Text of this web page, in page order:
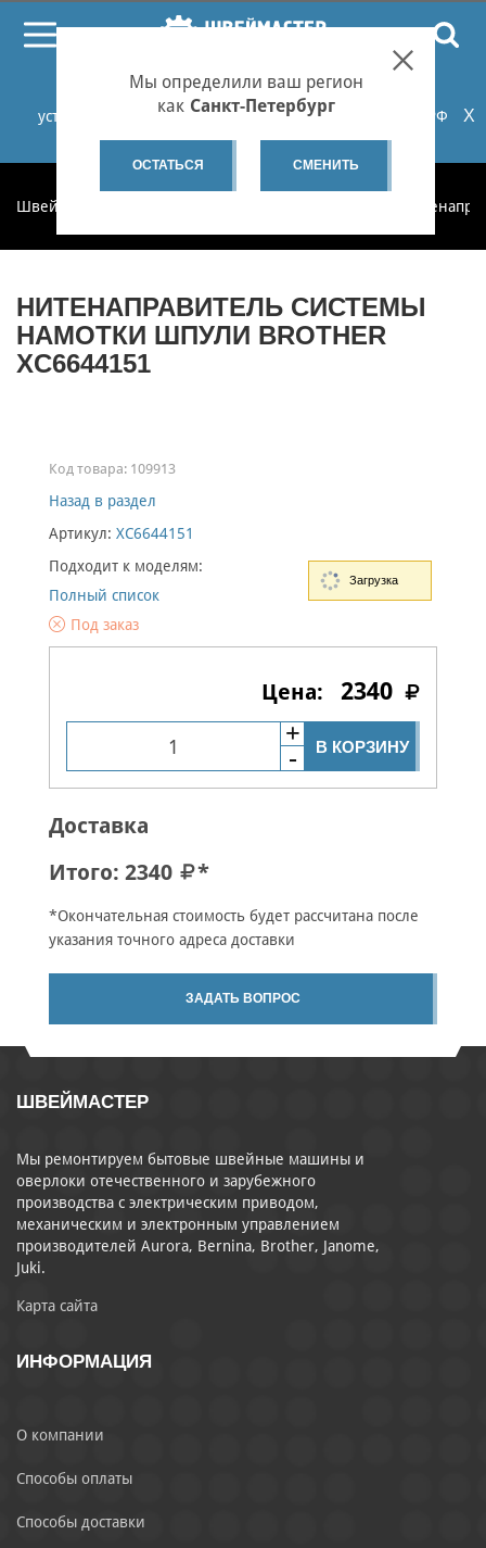
При проблемах с онлайн-оплатой заказов на сайте
установите российские сертификаты НУЦ Минцифры РФ
или используйте Яндекс.Браузер.Подробнее...
X
Мы определили ваш регион
как Санкт-Петербург
ОСТАТЬСЯ СМЕНИТЬ
Швеймастер
НИТЕНАПРАВИТЕЛЬ СИСТЕМЫ
НАМОТКИ ШПУЛИ BROTHER
XC6644151
Код товара: 109913
Назад в раздел
Артикул: XC6644151
Подходит к моделям:
Полный список
Под заказ
2340
В КОРЗИНУ
Доставка
Итого: 2340 *
*Окончательная стоимость будет рассчитана после
указания точного адреса доставки
ЗАДАТЬ ВОПРОС
ШВЕЙМАСТЕР
Мы ремонтируем бытовые швейные машины и
оверлоки отечественного и зарубежного
производства с электрическим приводом,
механическим и электронным управлением
производителей Aurora, Bernina, Brother, Janome,
Juki.
Карта сайта
ИНФОРМАЦИЯ
О компании
Способы оплаты
Способы доставки
Загрузка